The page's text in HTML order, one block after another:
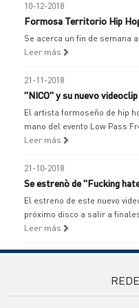
10-12-2018
Formosa Territorio Hip
Se acerca un fin de semana
Leer más
21-11-2018
"NICO" y su nuevo
El artista formoseño de hip
mano del evento Low Pass
Leer más
21-10-2018
Se estrenò de "Fucking
El estreno de este nuevo
próximo disco a salir a
Leer más